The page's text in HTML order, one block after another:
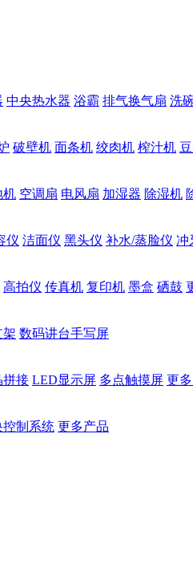
中央热水器 浴霸 排气换气扇 洗
破壁机 面条机 绞肉机 榨汁机
机 空调扇 电风扇 加湿器 除湿机
仪 洁面仪 黑头仪 补水/蒸脸仪 冲
高拍仪 传真机 复印机 墨盒 硒鼓
架 数码讲台手写屏
拼接 LED显示屏 多点触摸屏 更
控制系统 更多产品